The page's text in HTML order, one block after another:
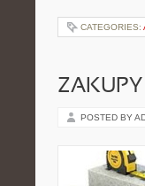
CATEGORIES:
ZAKUPY
POSTED BY